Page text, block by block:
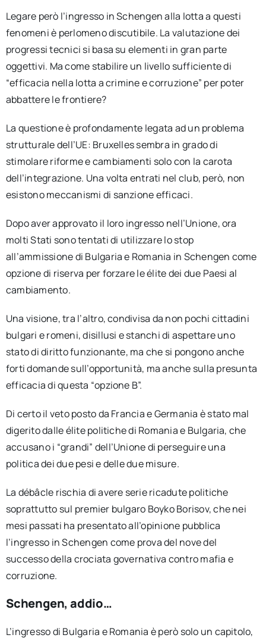
Legare però l’ingresso in Schengen alla lotta a questi
fenomeni è perlomeno discutibile. La valutazione dei
progressi tecnici si basa su elementi in gran parte
oggettivi. Ma come stabilire un livello sufficiente di
“efficacia nella lotta a crimine e corruzione” per poter
abbattere le frontiere?
La questione è profondamente legata ad un problema
strutturale dell’UE: Bruxelles sembra in grado di
stimolare riforme e cambiamenti solo con la carota
dell’integrazione. Una volta entrati nel club, però, non
esistono meccanismi di sanzione efficaci.
Dopo aver approvato il loro ingresso nell’Unione, ora
molti Stati sono tentati di utilizzare lo stop
all’ammissione di Bulgaria e Romania in Schengen come
opzione di riserva per forzare le élite dei due Paesi al
cambiamento.
Una visione, tra l’altro, condivisa da non pochi cittadini
bulgari e romeni, disillusi e stanchi di aspettare uno
stato di diritto funzionante, ma che si pongono anche
forti domande sull’opportunità, ma anche sulla presunta
efficacia di questa “opzione B”.
Di certo il veto posto da Francia e Germania è stato mal
digerito dalle élite politiche di Romania e Bulgaria, che
accusano i “grandi” dell’Unione di perseguire una
politica dei due pesi e delle due misure.
La débâcle rischia di avere serie ricadute politiche
soprattutto sul premier bulgaro Boyko Borisov, che nei
mesi passati ha presentato all’opinione pubblica
l’ingresso in Schengen come prova del nove del
successo della crociata governativa contro mafia e
corruzione.
Schengen, addio…
L’ingresso di Bulgaria e Romania è però solo un capitolo,